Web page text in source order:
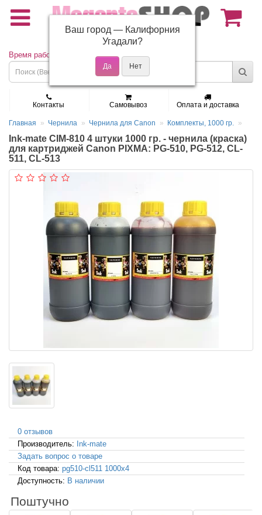
(495) 150-01-37
Время работы: Пн - Пт 9:30 - 19:00
Контакты Самовывоз Оплата и доставка
Главная Чернила Чернила для Canon Комплекты, 1000 гр.
Ink-mate CIM-810 4 штуки 1000 гр. - чернила (краска)
для картриджей Canon PIXMA: PG-510, PG-512, CL-
511, CL-513
0 отзывов
Производитель: Ink-mate
Задать вопрос о товаре
Код товара: pg510-cl511 1000x4
Доступность: В наличии
Поштучно
Ваш город — Калифорния
Угадали?